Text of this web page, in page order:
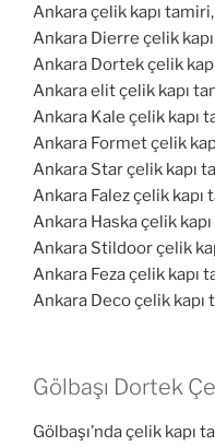
Ankara çelik kapı tamiri,
Ankara Dierre çelik
Ankara Dortek çelik
Ankara elit çelik kapı
Ankara Kale çelik kapı
Ankara Formet çelik
Ankara Star çelik kapı
Ankara Falez çelik kapı
Ankara Haska çelik
Ankara Stildoor çelik
Ankara Feza çelik kapı
Ankara Deco çelik kapı
Gölbaşı Dortek
Gölbaşı’nda çelik kapı